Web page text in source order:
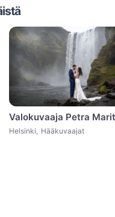
Valokuvaaja Petra
Helsinki, Hääkuvaajat